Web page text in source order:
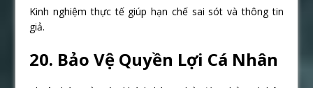
Kinh nghiệm thực tế giúp hạn chế sai sót và thông tin
giả.
20. Bảo Vệ Quyền Lợi Cá Nhân